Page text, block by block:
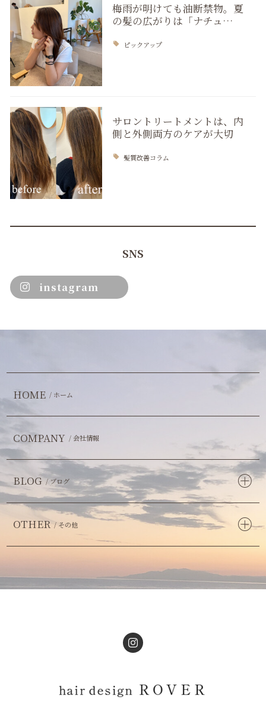
梅雨が明けても油断禁物。夏
の髪の広がりは「ナチュ…
ピックアップ
サロントリートメントは、内
側と外側両方のケアが大切
髪質改善コラム
SNS
instagram
HOME / ホーム
COMPANY / 会社情報
BLOG / ブログ
OTHER / その他